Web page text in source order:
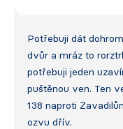
Potřebuji dát
dvůr a mráz to
potřebuji jeden
puštěnou ven. Ten
138 naproti
ozvu dřív.